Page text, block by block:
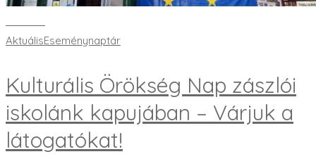
AktuálisEseménynaptár
Kulturális Örökség Nap zászlói
iskolánk kapujában – Várjuk a
látogatókat!